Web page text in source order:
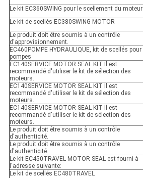
Le kit EC360SWING pour le scellement du moteur
Le kit de scellés EC380SWING MOTOR
Le produit doit être soumis à un contrôle
d'approvisionnement.
EC460POMPE HYDRAULIQUE, kit de scellés pour
pompes
EC140SERVICE MOTOR SEAL KIT Il est
recommandé d'utiliser le kit de sélection des
moteurs.
EC140SERVICE MOTOR SEAL KIT Il est
recommandé d'utiliser le kit de sélection des
moteurs.
EC140SERVICE MOTOR SEAL KIT Il est
recommandé d'utiliser le kit de sélection des
moteurs.
Le produit doit être soumis à un contrôle
d'authenticité.
Le produit doit être soumis à un contrôle
d'authenticité.
Le kit EC450TRAVEL MOTOR SEAL est fourni à
l'adresse suivante:
Le kit de scellés EC480TRAVEL